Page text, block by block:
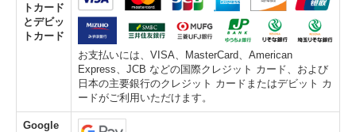
トカード
とデビッ
トカード
お支払いには、VISA、MasterCard、American
Express、JCB などの国際クレジット カード、および
日本の主要銀行のクレジット カードまたはデビット カ
ードがご利用いただけます。
Google